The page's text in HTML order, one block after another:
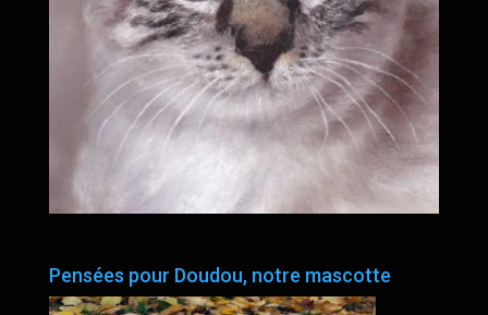
Pensées pour Doudou, notre mascotte